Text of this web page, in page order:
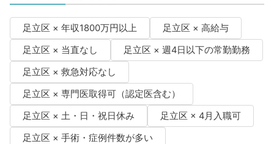
足立区 × 年収1800万円以上
足立区 × 高給与
足立区 × 当直なし
足立区 × 週4日以下の常勤勤務
足立区 × 救急対応なし
足立区 × 専門医取得可（認定医含む）
足立区 × 土・日・祝日休み
足立区 × 4月入職可
足立区 × 手術・症例件数が多い